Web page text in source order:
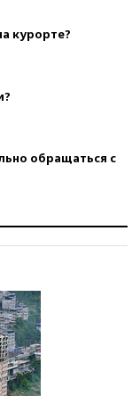
курорте?
обращаться с